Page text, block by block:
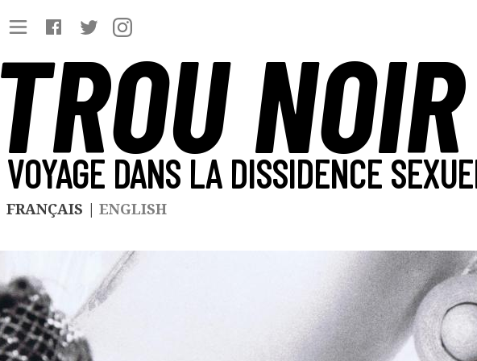
TROU NOIR
VOYAGE DANS LA DISSIDENCE
FRANÇAIS | ENGLISH